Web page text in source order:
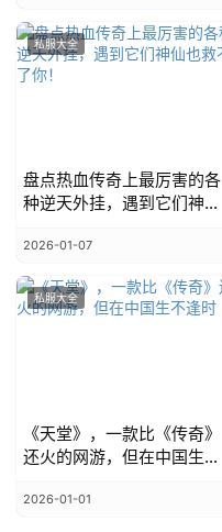
私服大全
盘点热血传奇上最厉害的各
种逆天外挂，遇到它们神仙
2026-01-07
私服大全
《天堂》，一款比《传奇》
还火的网游，但在中国生不
2026-01-01